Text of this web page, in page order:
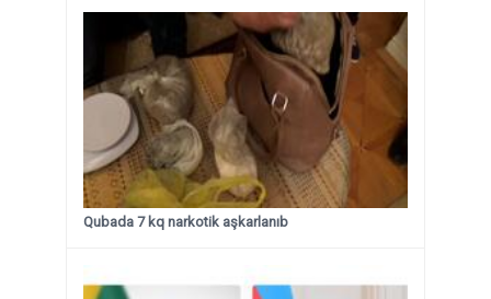
Qubada 7 kq narkotik aşkarlanıb